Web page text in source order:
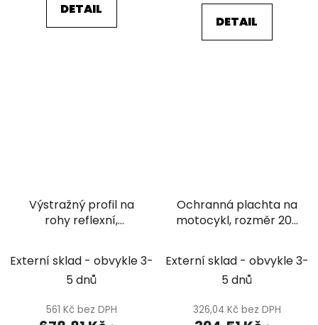
DETAIL
DETAIL
Výstražný profil na
rohy reflexní,
Externí sklad - obvykle 3-
5 dnů
561 Kč bez DPH
Ochranná plachta na
motocykl, rozměr 203
Externí sklad - obvykle 3-
5 dnů
326,04 Kč bez DPH